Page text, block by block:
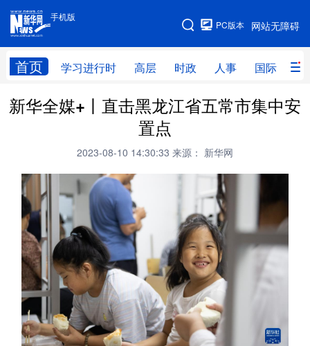
手机版
网站无障碍
PC版本
首页 学习进行时 高层 时政 人事 国际 财
手机版
网站地图
学习进行时 高层 时政 人事
全球连线
科技 科创 体育
文化 书画 健康 军事
访谈 视频 图片 政务
法律 中央文件 金融 汽车
人居 信息化
学术中国 乡村振兴 银龄 溯源中国
新华全媒+丨直击黑龙江省五常市集中安
置点
2023-08-10 14:30:33 来源： 新华网